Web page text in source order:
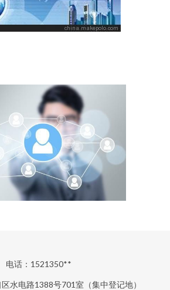
电话：1521350**
水电路1388号701室（集中登记地）